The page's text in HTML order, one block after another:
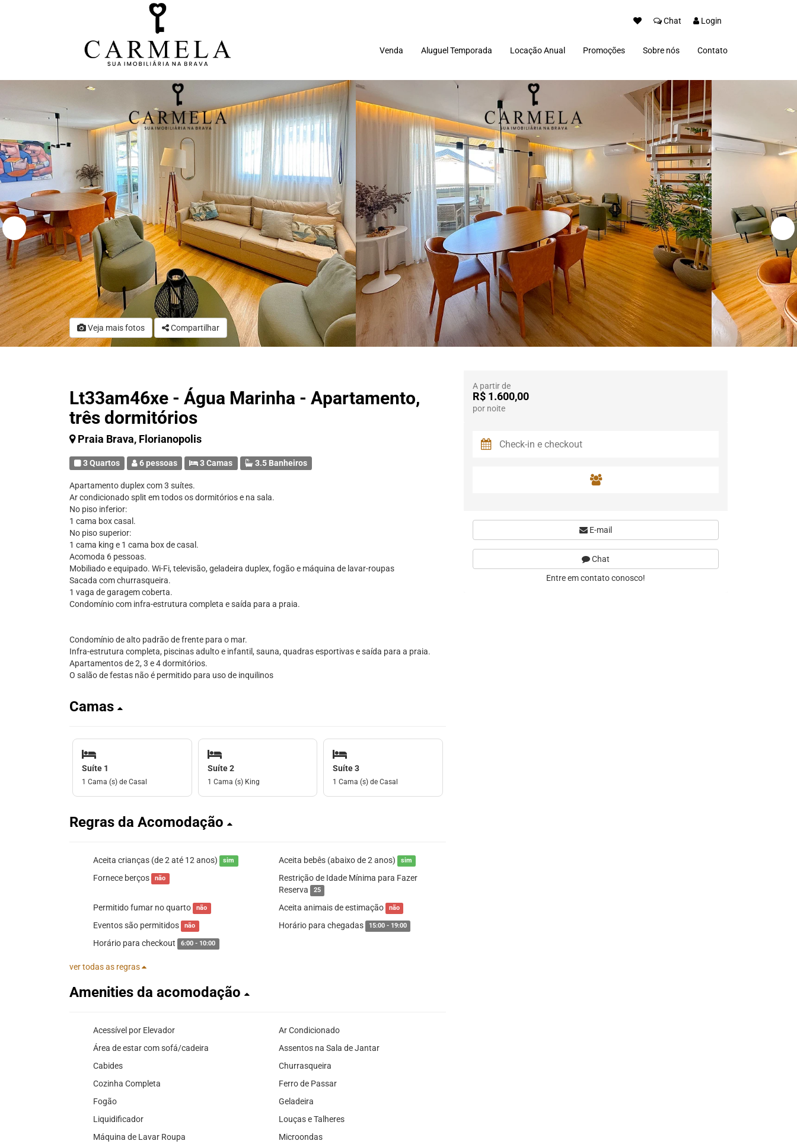
Chat Login
Venda Aluguel Temporada Locação Anual Promoções Sobre nós Contato
Veja mais fotos Compartilhar
Lt33am46xe - Água Marinha - Apartamento,
três dormitórios
Praia Brava, Florianopolis
3 Quartos 6 pessoas 3 Camas 3.5 Banheiros
Apartamento duplex com 3 suítes.
Ar condicionado split em todos os dormitórios e na sala.
No piso inferior:
1 cama box casal.
No piso superior:
1 cama king e 1 cama box de casal.
Acomoda 6 pessoas.
Mobiliado e equipado. Wi-Fi, televisão, geladeira duplex, fogão e máquina de lavar-roupas
Sacada com churrasqueira.
1 vaga de garagem coberta.
Condomínio com infra-estrutura completa e saída para a praia.
Condomínio de alto padrão de frente para o mar.
Infra-estrutura completa, piscinas adulto e infantil, sauna, quadras esportivas e saída para a praia.
Apartamentos de 2, 3 e 4 dormitórios.
O salão de festas não é permitido para uso de inquilinos
Camas
Suíte 1
1 Cama (s) de Casal
Suíte 2
1 Cama (s) King
Suíte 3
1 Cama (s) de Casal
Regras da Acomodação
Aceita crianças (de 2 até 12 anos) sim Aceita bebês (abaixo de 2 anos) sim
Fornece berços não
Restrição de Idade Mínima para Fazer
Reserva
25
Permitido fumar no quarto não Aceita animais de estimação não
Eventos são permitidos não Horário para chegadas 15:00 - 19:00
Horário para checkout 6:00 - 10:00
ver todas as regras
Amenities da acomodação
Acessível por Elevador
Ar Condicionado
Área de estar com sofá/cadeira
Assentos na Sala de Jantar
Cabides
Churrasqueira
Cozinha Completa
Ferro de Passar
Fogão
Geladeira
Liquidificador
Louças e Talheres
Máquina de Lavar Roupa
Microondas
A partir de
R$ 1.600,00
por noite
E-mail
Chat
Entre em contato conosco!